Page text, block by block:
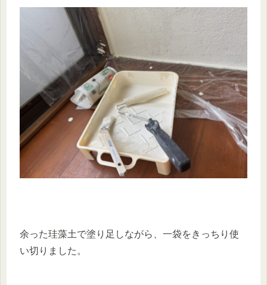
余った珪藻土で塗り足しながら、一袋をきっちり使
い切りました。